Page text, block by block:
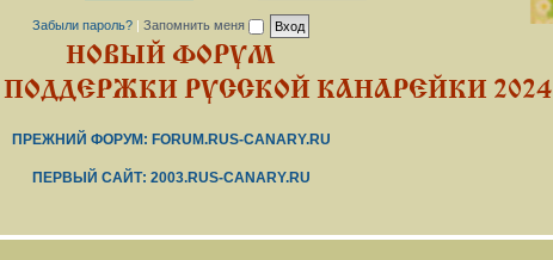
Забыли пароль? | Запомнить меня
НОВЫЙ ФОРУМ
РУССКОЙ КАНАРЕЙКИ 2024
ПРЕЖНИЙ ФОРУМ: FORUM.RUS-CANARY.RU
ПЕРВЫЙ САЙТ: 2003.RUS-CANARY.RU